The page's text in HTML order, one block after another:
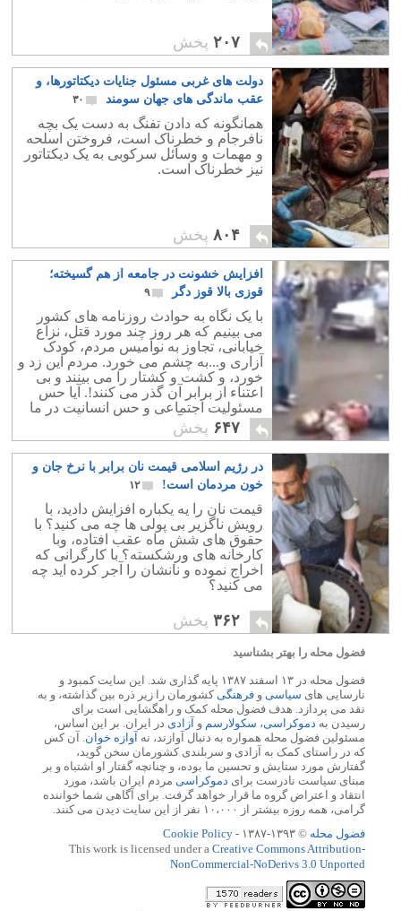
۲۰۷ پخش
دولت های غربی مسئول جنایات دیکتاتورها، و
عقب ماندگی های جهان سومند
۳۰
همانگونه که دادن تفنگ به دست یک بچه
نافرجام و خطرناک است، فروختن اسلحه
و مهمات و وسائل سرکوبی به یک دیکتاتور
نیز خطرناک است.
۸۰۴ پخش
افزایش خشونت در جامعه از هم گسیخته؛
قوزی بالا قوز دگر
۹
با یک نگاه به حوادث روزنامه های کشور
می بینیم که هر روز چند مورد قتل، نزاع
خیابانی، تجاوز به نوامیس مردم، کودک
آزاری و...به چشم می خورد. مردم این زد و
خورد، و کشت و کشتار را می بینند و بی
اعتناء از برابر آن گذر می کنند!. آیا حس
مسئولیت اجتماعی و حس انسانیت در ما
نمرده است؟. آیا جامعه ما به کدام سوی
در حرکت و پیشروی است؟!.
۶۴۷ پخش
در رژیم اسلامی قیمت نان برابر با نرخ جان و
خون مردمان است!
۱۲
قیمت نان را یه یکباره افزایش دادید، با
رویش ناگزیر بی پولی ها چه می کنید؟ با
حقوق های شش ماه عقب افتاده، وبا
کارخانه های ورشکسته؟ با کارگرانی که
اخراج نموده و نانشان را آجر کرده اید چه
می کنید؟
۳۶۲ پخش
فضول محله را بهتر بشناسید
فضول محله در ۱۳ اسفند ۱۳۸۷ پایه گذاری شد. این سایت کمبود و
نارسایی های سیاسی و فرهنگیکشورمان را زیر ذره بین گذاشته، و به
نقد می پردازد. هدف فضول محله کمک و راهگشایی است برای
رسیدن به دموکراسی، سکولارسم و آزادی در ایران. بر این اساس،
مسئولین فضول محله همواره به دنبال آوازند، نه آوازه خوان. آن کس
که در راستای کمک به آزادی و سربلندی کشورمان سخن گوید،
گفتارش مورد ستایش و تحسین ما بوده، و چنانچه گفتار او اشتباه و بر
مبنای سیاست نادرست برای دموکراسی مردم ایران باشد، مورد
انتقاد و اعتراض گروه ما قرار خواهد گرفت. برای آگاهی شما خواننده
گرامی، همه روزه بیشتر از ۱۰،۰۰۰ نفر از این سایت دیدن می کنند.
فضول محله © ۱۳۹۳-۱۳۸۷ -
Cookie Policy
This work is licensed under a Creative Commons Attribution-
NonCommercial-NoDerivs 3.0 Unported